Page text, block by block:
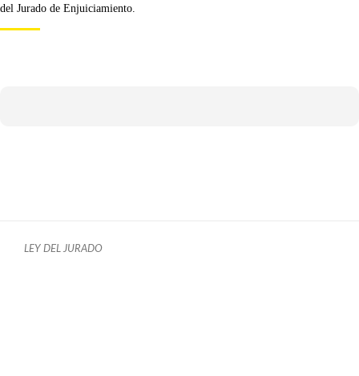
del Jurado de Enjuiciamiento.
LEY DEL JURADO